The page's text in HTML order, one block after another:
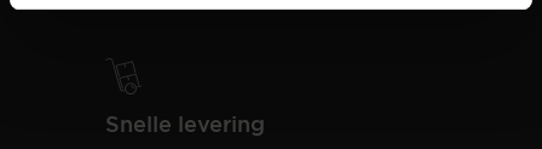
Snelle levering